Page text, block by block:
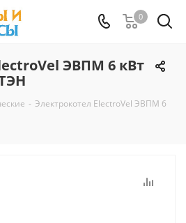
0
ЭВПМ 6 кВт
- Электрокотел ElectroVel ЭВПМ 6